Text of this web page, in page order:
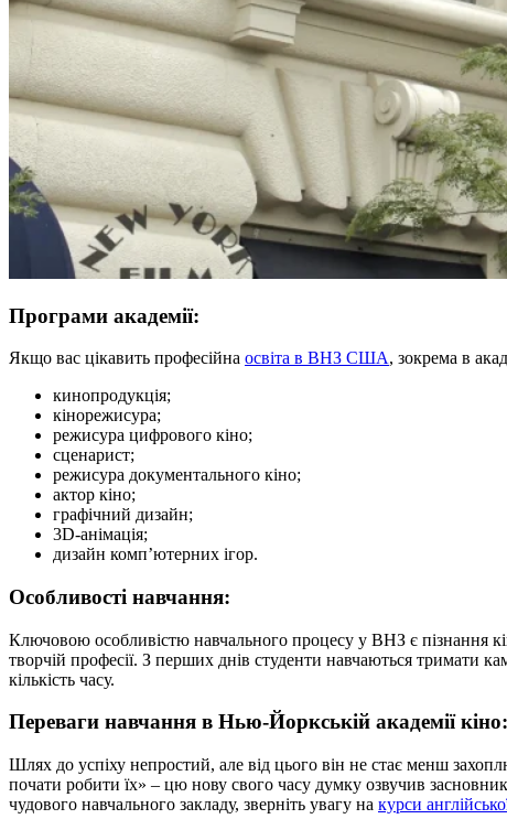
Програми академії:
Якщо вас цікавить професійна освіта в ВНЗ США, зокрема в
кинопродукція;
кінорежисура;
режисура цифрового кіно;
сценарист;
режисура документального кіно;
актор кіно;
графічний дизайн;
3D-анімація;
дизайн комп’ютерних ігор.
Особливості навчання:
Ключовою особливістю навчального процесу у ВНЗ є пізнання
творчій професії. З перших днів студенти навчаються тримати
кількість часу.
Переваги навчання в Нью-Йоркській академії кіно:
Шлях до успіху непростий, але від цього він не стає менш
почати робити їх» – цю нову свого часу думку озвучив
чудового навчального закладу, зверніть увагу на курси